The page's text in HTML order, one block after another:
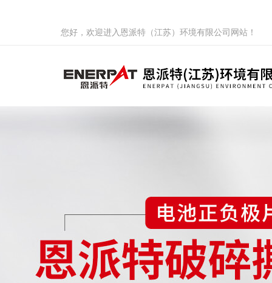
您好，欢迎进入恩派特（江苏）环境有限公司网站！